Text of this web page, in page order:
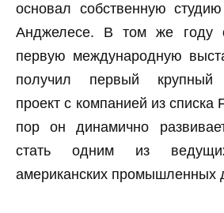
основал собственную
Анджелесе. В том же году
первую международную
получил первый крупный
проект с компанией из списка
пор он динамично
стать одним из
американских промышленных